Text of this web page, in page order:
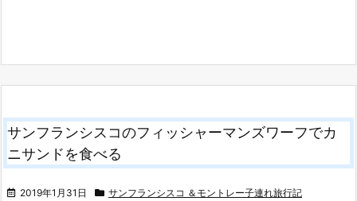
サンフランシスコのフィッシャーマンズワーフでカ
ニサンドを食べる
2019年1月31日 サンフランシスコ ＆モントレー子連れ旅行記